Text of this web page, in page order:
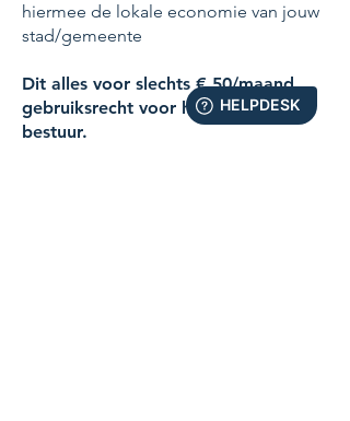
hiermee de lokale economie van jouw
stad/gemeente
Dit alles voor slechts € 50/maand
gebruiksrecht voor het lokaal
bestuur.